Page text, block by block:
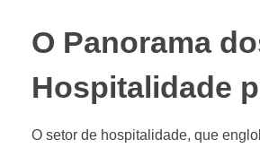
O Panorama
Hospitalidade
O setor de hospitalidade, que